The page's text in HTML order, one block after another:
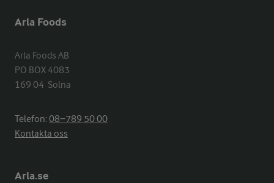
Arla Foods
Arla Foods AB
PO BOX 4083
169 04  Solna
Telefon:08−789 50 00
Kontakta oss
Arla.se